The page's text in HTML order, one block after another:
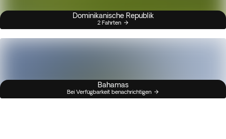
Dominikanische Republik
2 Fahrten
Bahamas
Bei Verfügbarkeit benachrichtigen